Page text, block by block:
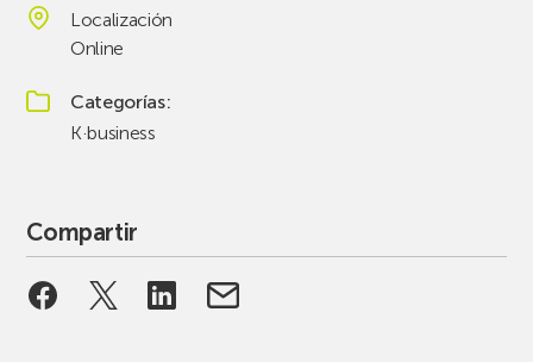
Localización
Online
Categorías
K·business
Compartir